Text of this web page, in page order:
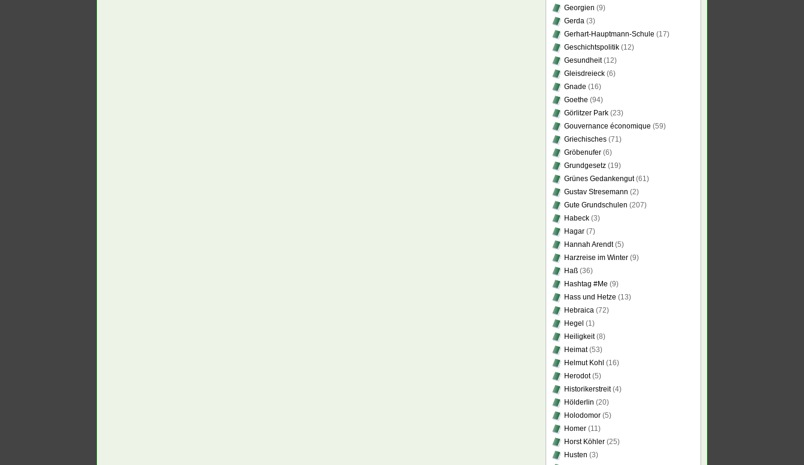
Georgien (9)
Gerda (3)
Gerhart-Hauptmann-Schule (17)
Geschichtspolitik (12)
Gesundheit(12)
Gleisdreieck (6)
Gnade (16)
Goethe (94)
Görlitzer Park (23)
Gouvernance économique (59)
Griechisches (71)
Gröbenufer (6)
Grundgesetz (19)
Grünes Gedankengut(61)
Gustav Stresemann (2)
Gute Grundschulen (207)
Habeck (3)
Hagar (7)
Hannah Arendt(5)
Harzreise im Winter (9)
Haß (36)
Hashtag #Me (9)
Hass und Hetze (13)
Hebraica (72)
Hegel (1)
Heiligkeit(8)
Heimat(53)
Helmut Kohl (16)
Herodot(5)
Historikerstreit(4)
Hölderlin (20)
Holodomor (5)
Homer (11)
Horst Köhler (25)
Husten (3)